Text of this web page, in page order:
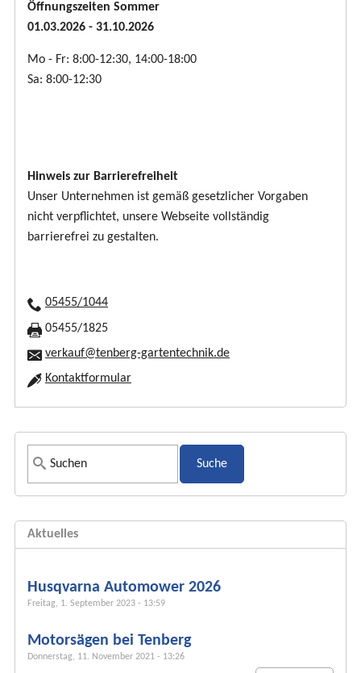
Öffnungszeiten Sommer
01.03.2026 - 31.10.2026
Mo - Fr: 8:00-12:30, 14:00-18:00
Sa: 8:00-12:30
Hinweis zur Barrierefreiheit
Unser Unternehmen ist gemäß gesetzlicher Vorgaben
nicht verpflichtet, unsere Webseite vollständig
barrierefrei zu gestalten.
05455/1044
05455/1825
verkauf@tenberg-gartentechnik.de
Kontaktformular
S
u
h
f
r
m
l
a
Aktuelles
Husqvarna Automower 2026
Freitag, 1. September 2023 - 13:59
Motorsägen bei Tenberg
Donnerstag, 11. November 2021 - 13:26